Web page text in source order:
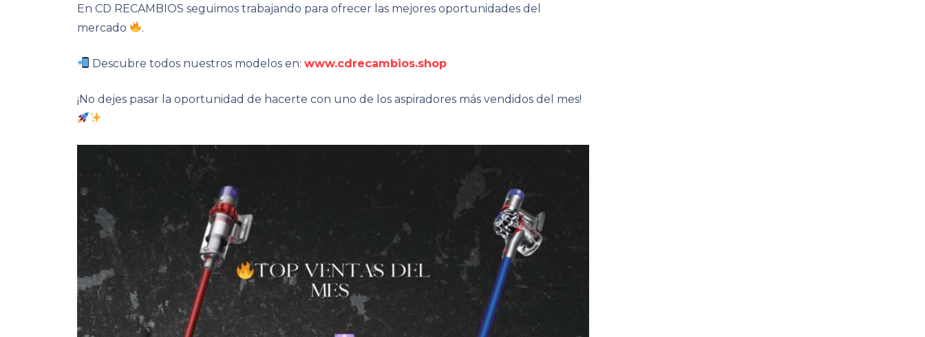
En CD RECAMBIOS seguimos trabajando para ofrecer las mejores oportunidades del
mercado
.
Descubre todos nuestros modelos en:www.cdrecambios.shop
¡No dejes pasar la oportunidad de hacerte con uno de los aspiradores más vendidos del mes!